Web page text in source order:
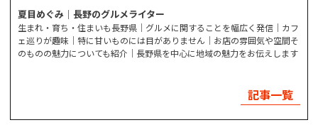
夏目めぐみ｜長野のグルメライター
生まれ・育ち・住まいも長野県｜グルメに関することを幅広く発信｜カフ
ェ巡りが趣味｜特に甘いものには目がありません｜お店の雰囲気や空間そ
のものの魅力についても紹介｜長野県を中心に地域の魅力をお伝えします
記事一覧